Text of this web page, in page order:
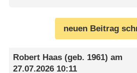
neuen Beitrag
Robert Haas (geb. 1961) am
27.07.2026 10:11